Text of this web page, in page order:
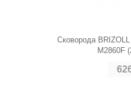
Сковорода BRIZOLL
M2860F